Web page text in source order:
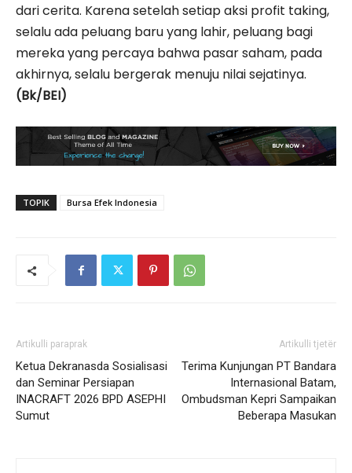
dari cerita. Karena setelah setiap aksi profit taking,
selalu ada peluang baru yang lahir, peluang bagi
mereka yang percaya bahwa pasar saham, pada
akhirnya, selalu bergerak menuju nilai sejatinya.
(Bk/BEI)
TOPIK Bursa Efek Indonesia
Artikulli paraprak
Ketua Dekranasda Sosialisasi
dan Seminar Persiapan
INACRAFT 2026 BPD ASEPHI
Sumut
Artikulli tjetër
Terima Kunjungan PT Bandara
Internasional Batam,
Ombudsman Kepri Sampaikan
Beberapa Masukan